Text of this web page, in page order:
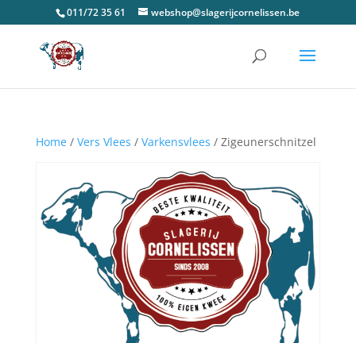
011/72 35 61 webshop@slagerijcornelissen.be
Home/ Vers Vlees / Varkensvlees / Zigeunerschnitzel